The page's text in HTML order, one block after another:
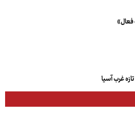
فعال»
غرب آسیا